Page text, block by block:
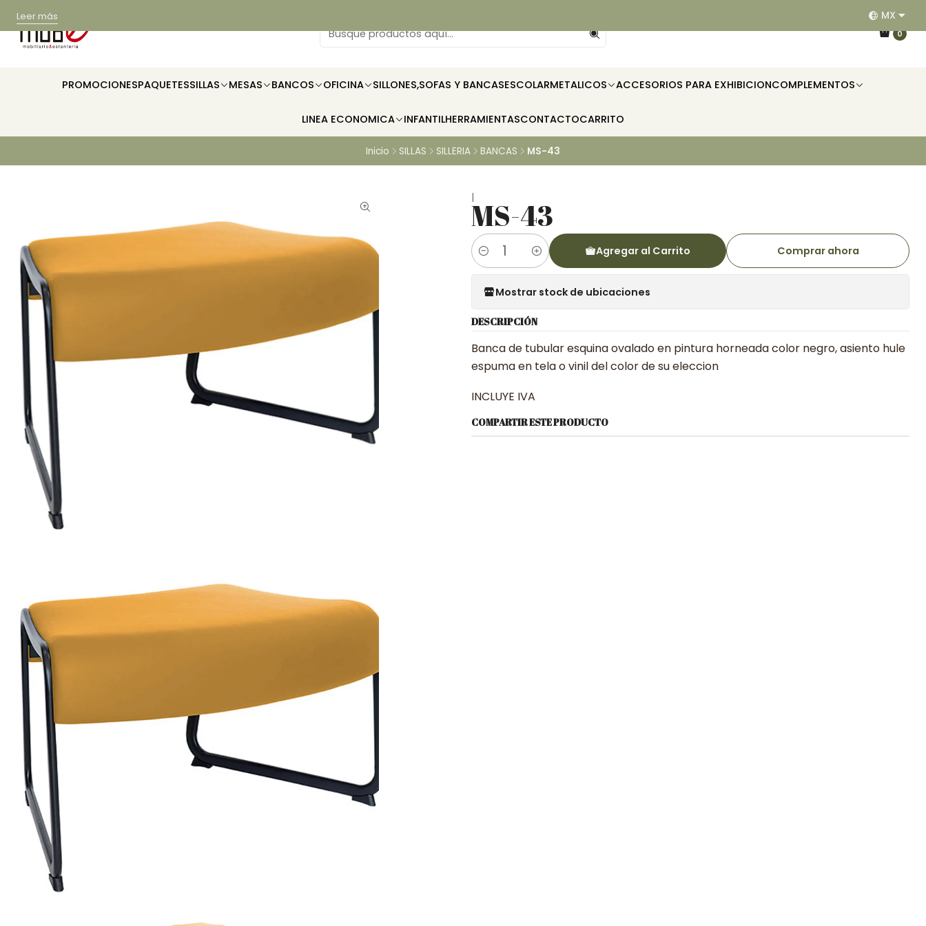
0
PROMOCIONESPAQUETESSILLAS MESAS BANCOS OFICINA SILLONES,SOFAS Y BANCASESCOLARMETALICOS ACCESORIOS PARA EXHIBICIONCOMPLEMENTOS
LINEA ECONOMICA INFANTILHERRAMIENTASCONTACTOCARRITO
Leer más EQUIPAMOS RESTAURANTES, HOTELES, OFICINAS E
MX
Inicio SILLAS SILLERIA BANCAS MS-43
|MS-43
Cantidad
Agregar al Carrito Comprar ahora
Mostrar stock de ubicaciones
DESCRIPCIÓN
Banca de tubular esquina ovalado en pintura horneada color negro, asiento hule
espuma en tela o vinil del color de su eleccion
INCLUYE IVA
COMPARTIR ESTE PRODUCTO